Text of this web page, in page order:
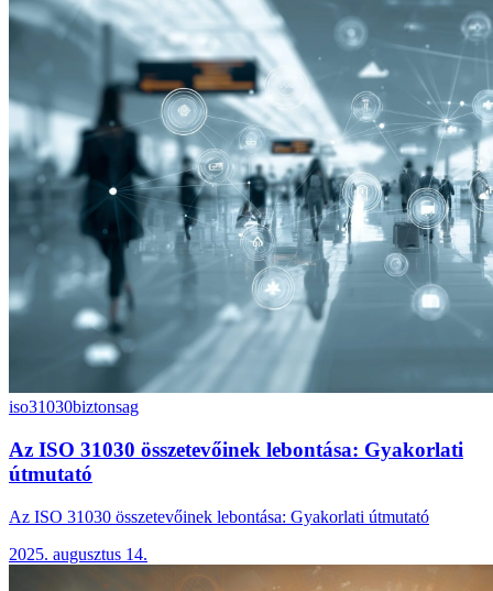
iso31030biztonsag
Az ISO 31030 összetevőinek lebontása: Gyakorlati
útmutató
Az ISO 31030 összetevőinek lebontása: Gyakorlati útmutató
2025. augusztus 14.